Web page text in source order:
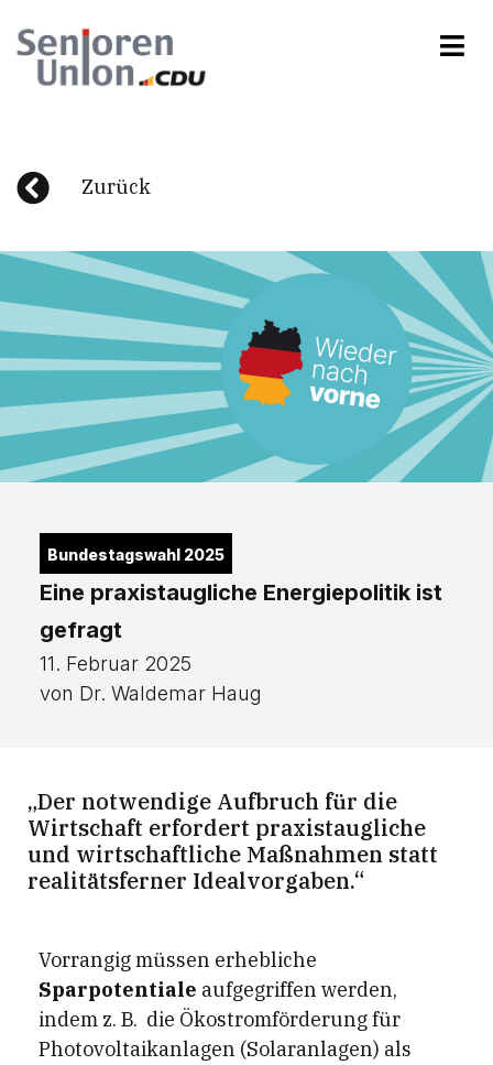
Zurück
Bundestagswahl 2025
Eine praxistaugliche Energiepolitik ist
gefragt
11. Februar 2025
von Dr. Waldemar Haug
„Der notwendige Aufbruch für die
Wirtschaft erfordert praxistaugliche
und wirtschaftliche Maßnahmen statt
realitätsferner Idealvorgaben.“
Vorrangig müssen erhebliche
Sparpotentiale aufgegriffen werden,
indem z. B. die Ökostromförderung für
Photovoltaikanlagen (Solaranlagen) als